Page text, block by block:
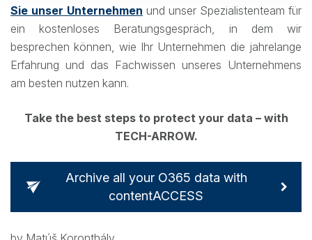
Sie unser Unternehmen und unser Spezialistenteam für
ein kostenloses Beratungsgespräch, in dem wir
besprechen können, wie Ihr Unternehmen die jahrelange
Erfahrung und das Fachwissen unseres Unternehmens
am besten nutzen kann.
Take the best steps to protect your data – with
TECH-ARROW.
Archive all your O365 data with
contentACCESS